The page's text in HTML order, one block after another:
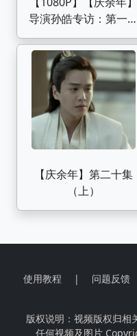
导演孙皓专访：第一季
的结局都是想好了的
敬请期待第二季
【庆余年】第二十集
（上）
使用教程 | 问题反馈
版权说明：视频版权归相
任何视频及图片